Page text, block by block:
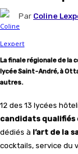
Par Coline
La finale régionale de la
lycée Saint-André, à
autres.
12 des 13 lycées
candidats
dédiés à l’art de la
cocktails, service du